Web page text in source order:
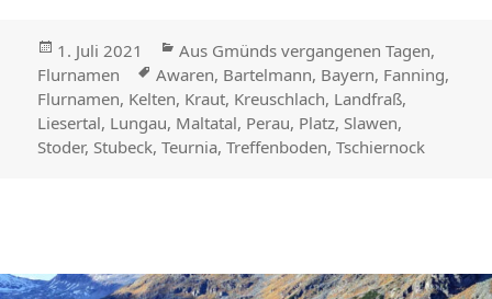
Veröffentlicht
am
1. Juli 2021 Kategorien
Aus Gmünds vergangenen Tagen,
Flurnamen
Stichwörter
Awaren, Bartelmann, Bayern, Fanning,
Flurnamen, Kelten, Kraut, Kreuschlach, Landfraß,
Liesertal, Lungau, Maltatal, Perau, Platz, Slawen,
Stoder, Stubeck,Teurnia,Treffenboden,Tschiernock